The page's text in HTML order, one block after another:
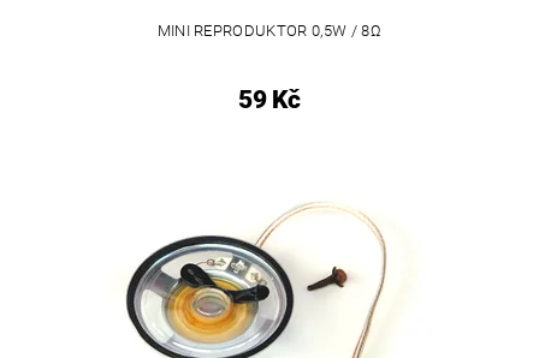
MINI REPRODUKTOR 0,5W / 8Ω
59 Kč